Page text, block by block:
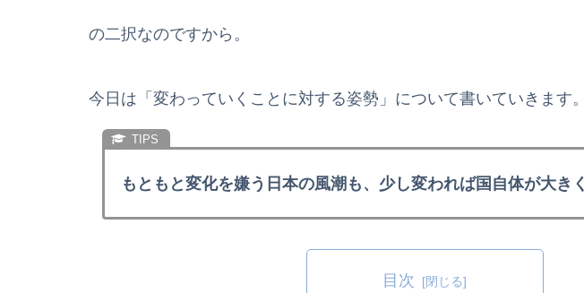
の二択なのですから。
今日は「変わっていくことに対する姿勢」について書いていきます。
もともと変化を嫌う日本の風潮も、少し変われば国自体が大き
目次